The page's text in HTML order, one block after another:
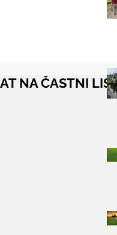
NA ČASTNI